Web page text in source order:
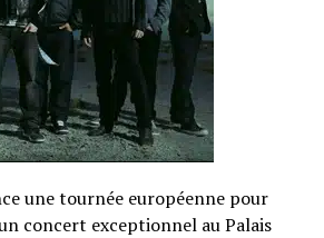
une tournée européenne pour
concert exceptionnel au Palais